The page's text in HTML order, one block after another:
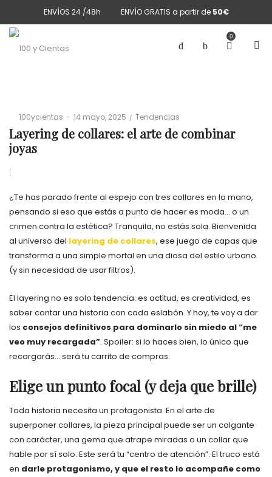
ENVÍOS 24 /48h ENVÍO GRATIS a partir de 50€
0
By100ycientas
Posted
14 mayo, 2025
Posted
in
Tendencias
Layering de collares: el arte de combinar
joyas
¿Te has parado frente al espejo con tres collares en la mano,
pensando si eso que estás a punto de hacer es moda… o un
crimen contra la estética? Tranquila, no estás sola. Bienvenida
al universo del layering de collares, ese juego de capas que
transforma a una simple mortal en una diosa del estilo urbano
(y sin necesidad de usar filtros).
El layering no es solo tendencia: es actitud, es creatividad, es
saber contar una historia con cada eslabón. Y hoy, te voy a dar
los consejos definitivos para dominarlo sin miedo al “me
veo muy recargada”. Spoiler: si lo haces bien, lo único que
recargarás… será tu carrito de compras.
Elige un punto focal (y deja que brille)
Toda historia necesita un protagonista. En el arte de
superponer collares, la pieza principal puede ser un colgante
con carácter, una gema que atrape miradas o un collar que
hable por sí solo. Este será tu “centro de atención”. El truco está
en darle protagonismo, y que el resto lo acompañe como